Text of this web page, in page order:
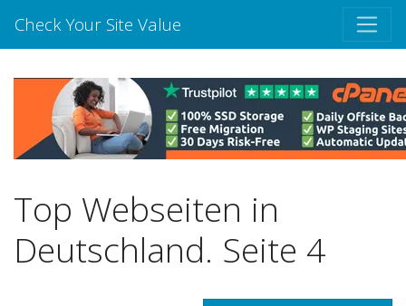
Check Your Site Value
Top Webseiten in
Deutschland. Seite 4